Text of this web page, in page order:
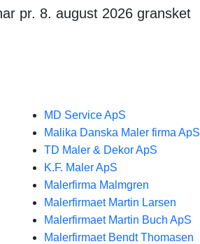
pr. 8. august 2026 gransket
MD Service ApS
Malika Danska Maler firma ApS
TD Maler & Dekor ApS
K.F. Maler ApS
Malerfirma Malmgren
Malerfirmaet Martin Larsen
Malerfirmaet Martin Buch ApS
Malerfirmaet Bendt Thomasen